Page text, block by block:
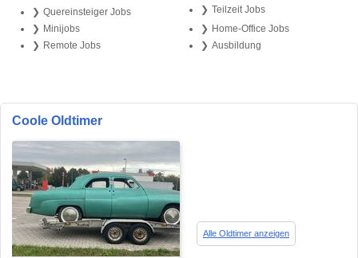
Quereinsteiger Jobs
Teilzeit Jobs
Minijobs
Home-Office Jobs
Remote Jobs
Ausbildung
Coole Oldtimer
Alle Oldtimer anzeigen